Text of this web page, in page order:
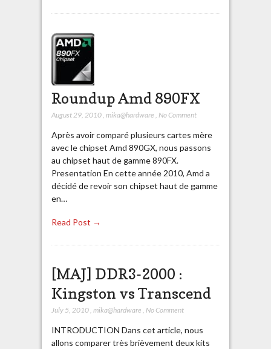
Roundup Amd 890FX
August 29, 2010, mika@hardware , No Comment
Après avoir comparé plusieurs cartes mère
avec le chipset Amd 890GX, nous passons
au chipset haut de gamme 890FX.
Presentation En cette année 2010, Amd a
décidé de revoir son chipset haut de gamme
en…
Read Post →
[MAJ] DDR3-2000 :
Kingston vs Transcend
July 5, 2010, mika@hardware , No Comment
INTRODUCTION Dans cet article, nous
allons comparer très brièvement deux kits